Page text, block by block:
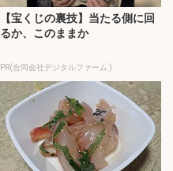
【宝くじの裏技】当たる側に回
るか、このままか
PR(合同会社デジタルファーム )